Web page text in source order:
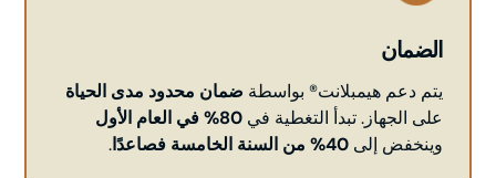
الضمان
يتم دعم هيمبلانت® بواسطة ضمان محدود مدى الحياة
على الجهاز. تبدأ التغطية في80% في العام الأول
وينخفض إلى40% من السنة الخامسة فصاعدًا .